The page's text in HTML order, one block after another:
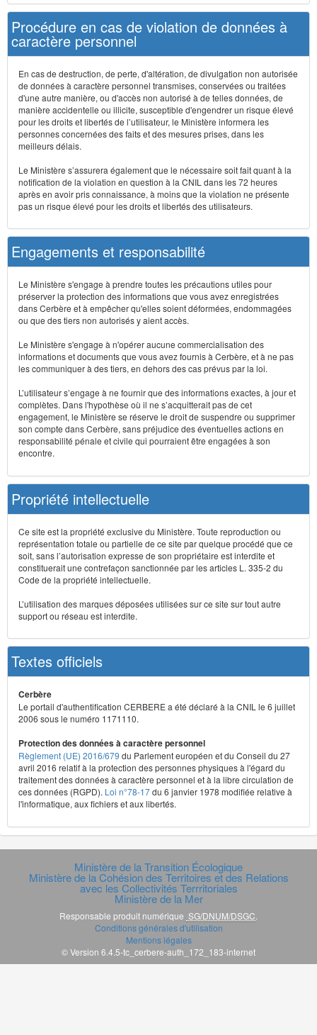
Procédure en cas de violation de données à
caractère personnel
En cas de destruction, de perte, d'altération, de divulgation non autorisée
de données à caractère personnel transmises, conservées ou traitées
d'une autre manière, ou d'accès non autorisé à de telles données, de
manière accidentelle ou illicite, susceptible d'engendrer un risque élevé
pour les droits et libertés de l’utilisateur, le Ministère informera les
personnes concernées des faits et des mesures prises, dans les
meilleurs délais.
Le Ministère s’assurera également que le nécessaire soit fait quant à la
notification de la violation en question à la CNIL dans les 72 heures
après en avoir pris connaissance, à moins que la violation ne présente
pas un risque élevé pour les droits et libertés des utilisateurs.
Engagements et responsabilité
Le Ministère s'engage à prendre toutes les précautions utiles pour
préserver la protection des informations que vous avez enregistrées
dans Cerbère et à empêcher qu'elles soient déformées, endommagées
ou que des tiers non autorisés y aient accès.
Le Ministère s'engage à n'opérer aucune commercialisation des
informations et documents que vous avez fournis à Cerbère, et à ne pas
les communiquer à des tiers, en dehors des cas prévus par la loi.
L’utilisateur s’engage à ne fournir que des informations exactes, à jour et
complètes. Dans l'hypothèse où il ne s’acquitterait pas de cet
engagement, le Ministère se réserve le droit de suspendre ou supprimer
son compte dans Cerbère, sans préjudice des éventuelles actions en
responsabilité pénale et civile qui pourraient être engagées à son
encontre.
Propriété intellectuelle
Ce site est la propriété exclusive du Ministère. Toute reproduction ou
représentation totale ou partielle de ce site par quelque procédé que ce
soit, sans l’autorisation expresse de son propriétaire est interdite et
constituerait une contrefaçon sanctionnée par les articles L. 335-2 du
Code de la propriété intellectuelle.
L’utilisation des marques déposées utilisées sur ce site sur tout autre
support ou réseau est interdite.
Textes officiels
Cerbère
Le portail d'authentification CERBERE a été déclaré à la CNIL le 6 juillet
2006 sous le numéro 1171110.
Protection des données à caractère personnel
Règlement (UE) 2016/679 du Parlement européen et du Conseil du 27
avril 2016 relatif à la protection des personnes physiques à l'égard du
traitement des données à caractère personnel et à la libre circulation de
ces données (RGPD). Loi n°78-17du 6 janvier 1978 modifiée relative à
l'informatique, aux fichiers et aux libertés.
Ministère de la Transition Écologique
Ministère de la Cohésion des Territoires et des Relations
avec les Collectivités Terrritoriales
Ministère de la Mer
Responsable produit numérique SG/DNUM/DSGC
Conditions générales d'utilisation
Mentions légales
© Version 6.4.5-tc_cerbere-auth_172_183-internet